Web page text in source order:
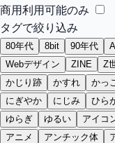
商用利用可能のみ
タグで絞り込み
80年代 8bit 90年代
Webデザイン
ZINE Z
かじり跡
かすれ かっ
にぎやか
にじみ ひら
ゆらぎ
ゆるい アイコ
アニメ
アンチック体